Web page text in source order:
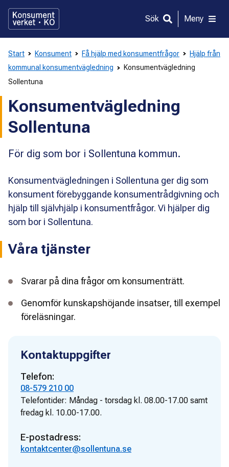
direkt
innehållet
Sök Meny
Start Konsument Få hjälp med konsumentfrågor
Hjälp från
kommunal konsumentvägledning
Konsumentvägledning
Sollentuna
Konsumentvägledning
Sollentuna
För dig som bor i Sollentuna kommun.
Konsumentvägledningen i Sollentuna ger dig som
konsument förebyggande konsumentrådgivning och
hjälp till självhjälp i konsumentfrågor. Vi hjälper dig
som bor i Sollentuna.
Våra tjänster
Svarar på dina frågor om konsumenträtt.
Genomför kunskapshöjande insatser, till exempel
föreläsningar.
Kontaktuppgifter
Telefon:
08-579 210 00
Telefontider: Måndag - torsdag kl. 08.00-17.00 samt
fredag kl. 10.00-17.00.
E-postadress:
kontaktcenter@sollentuna.se